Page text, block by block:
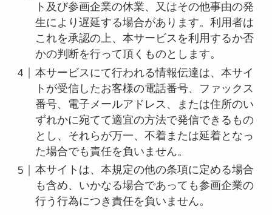
ト及び参画企業の休業、又はその他事由の発
生により遅延する場合があります。利用者は
これを承認の上、本サービスを利用するか否
かの判断を行って頂くものとします。
本サービスにて行われる情報伝達は、本サイ
トが受信したお客様の電話番号、ファックス
番号、電子メールアドレス、または住所のい
ずれかに宛てて適宜の方法で発信できるもの
とし、それらが万一、不着または延着となっ
た場合でも責任を負いません。
本サイトは、本規定の他の条項に定める場合
も含め、いかなる場合であっても参画企業の
行う行為につき責任を負いません。